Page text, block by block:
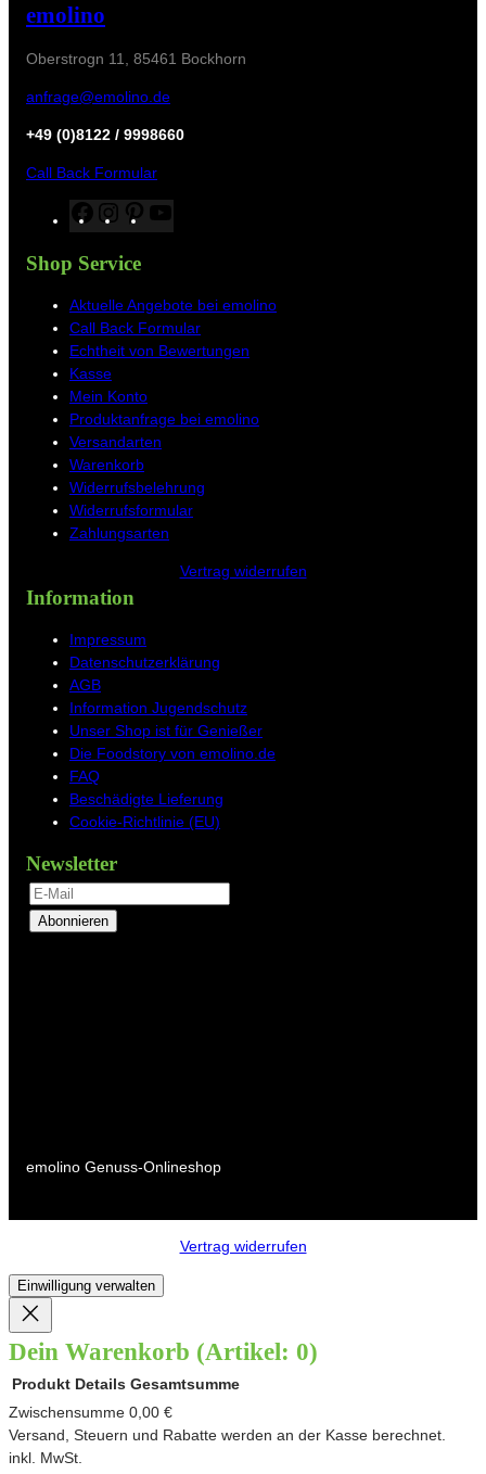
emolino
Oberstrogn 11, 85461 Bockhorn
anfrage@emolino.de
+49 (0)8122 / 9998660
Call Back Formular
F
a
b
o
o
k
n
s
a
g
r
m
P
i
e
r
e
o
u
b
e
Shop Service
Aktuelle Angebote bei emolino
Call Back Formular
Echtheit von Bewertungen
Kasse
Mein Konto
Produktanfrage bei emolino
Versandarten
Warenkorb
Widerrufsbelehrung
Widerrufsformular
Zahlungsarten
Vertrag widerrufen
Information
Impressum
Datenschutzerklärung
AGB
Information Jugendschutz
Unser Shop ist für Genießer
Die Foodstory von emolino.de
FAQ
Beschädigte Lieferung
Cookie-Richtlinie (EU)
Newsletter
Abonnieren
emolino Genuss-Onlineshop
Vertrag widerrufen
Einwilligung verwalten
Dein Warenkorb (Artikel: 0)
Produkte
im
Produkt Details Gesamtsumme
Zwischensumme 0,00 €
Versand, Steuern und Rabatte werden an der Kasse berechnet.
inkl. MwSt.